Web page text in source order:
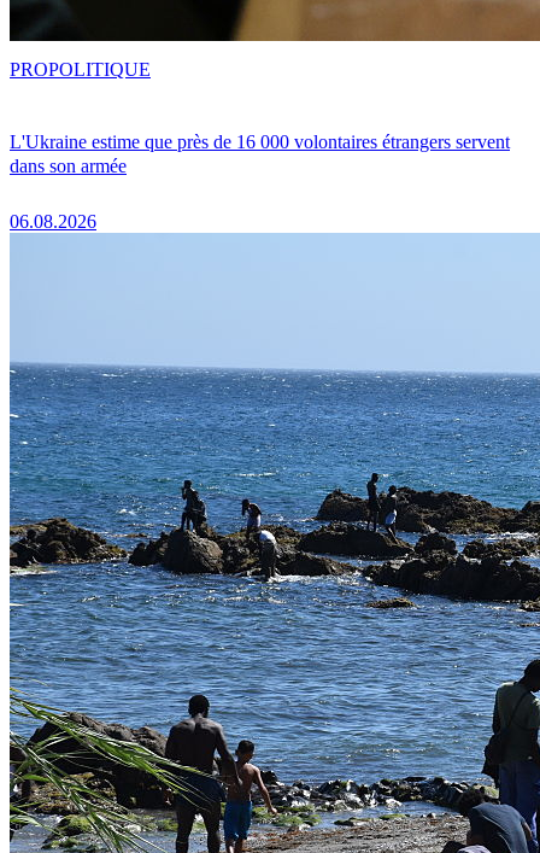
L'Ukraine estime que près de 16 000 volontaires étrangers servent
dans son armée
06.08.2026
PROPOLITIQUE